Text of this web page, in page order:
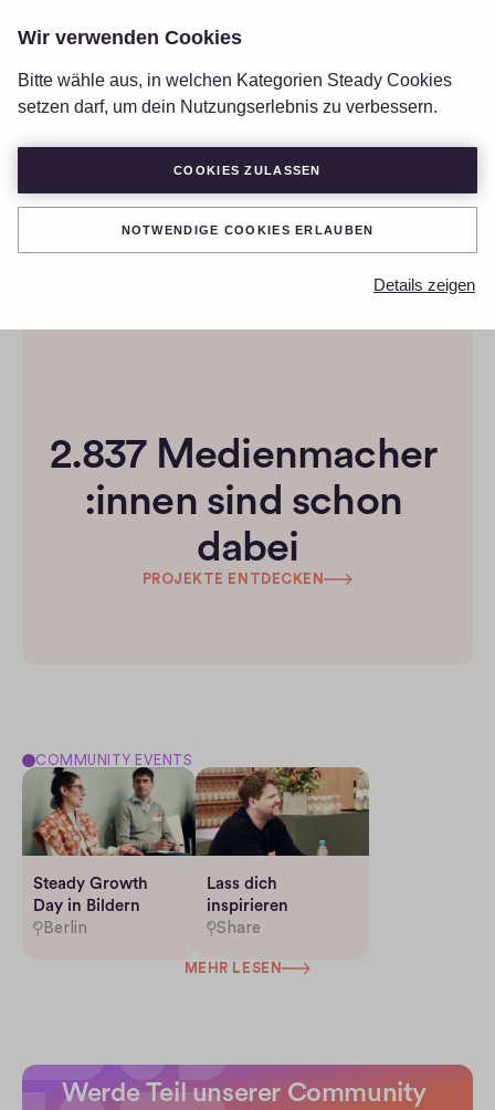
Wir verwenden Cookies
Bitte wähle aus, in welchen Kategorien Steady Cookies
setzen darf, um dein Nutzungserlebnis zu verbessern.
COOKIES ZULASSEN
NOTWENDIGE COOKIES ERLAUBEN
Details zeigen
2.837 Medienmacher
:innen sind schon
dabei
PROJEKTE ENTDECKEN
COMMUNITY EVENTS
Steady Growth
Day in Bildern
Berlin
Lass dich
inspirieren
Share
MEHR LESEN
Werde Teil unserer Community